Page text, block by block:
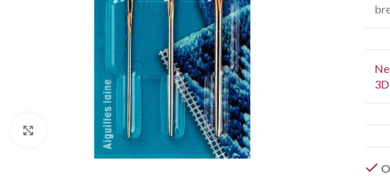
Klik om te vergroten